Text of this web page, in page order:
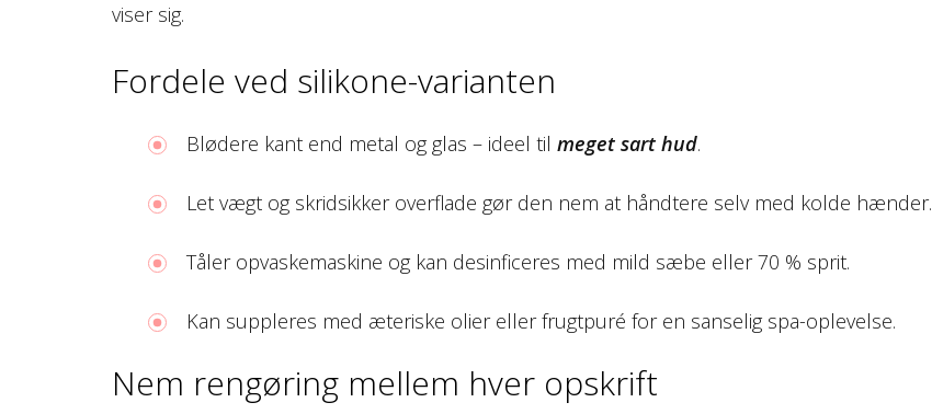
viser sig.
Fordele ved silikone-varianten
Blødere kant end metal og glas – ideel til meget sart hud.
Let vægt og skridsikker overflade gør den nem at håndtere selv med kolde hænder.
Tåler opvaskemaskine og kan desinficeres med mild sæbe eller 70 % sprit.
Kan suppleres med æteriske olier eller frugtpuré for en sanselig spa-oplevelse.
Nem rengøring mellem hver opskrift